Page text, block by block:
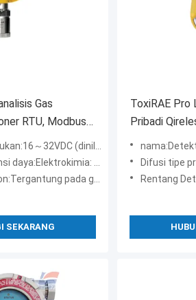
Gas
RTU, Modbus
Gas Beracun
～32VDC (dinilai: 24VDC)
5.5W; Pembakaran katalitik/NDIR: 7.5W
pada gas yang terdeteksi
SEKARANG
ToxiRAE Pro
Pribadi
bahan bakar
Difusi tipe
Rentang